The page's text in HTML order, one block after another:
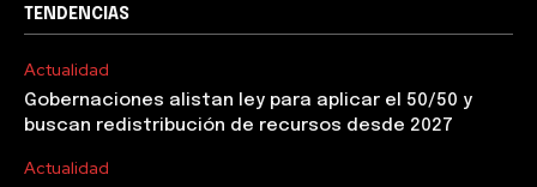
TENDENCIAS
Actualidad
Gobernaciones alistan ley para aplicar el 50/50 y
buscan redistribución de recursos desde 2027
Actualidad